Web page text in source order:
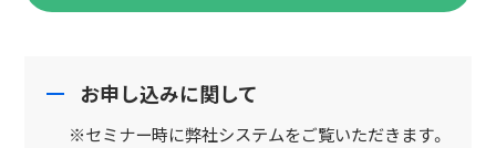
お申し込みに関して
※セミナー時に弊社システムをご覧いただきます。